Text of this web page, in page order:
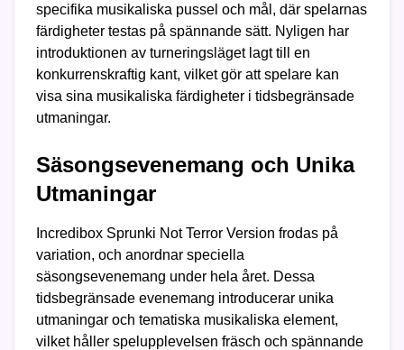
specifika musikaliska pussel och mål, där spelarnas
färdigheter testas på spännande sätt. Nyligen har
introduktionen av turneringsläget lagt till en
konkurrenskraftig kant, vilket gör att spelare kan
visa sina musikaliska färdigheter i tidsbegränsade
utmaningar.
Säsongsevenemang och Unika
Utmaningar
Incredibox Sprunki Not Terror Version frodas på
variation, och anordnar speciella
säsongsevenemang under hela året. Dessa
tidsbegränsade evenemang introducerar unika
utmaningar och tematiska musikaliska element,
vilket håller spelupplevelsen fräsch och spännande